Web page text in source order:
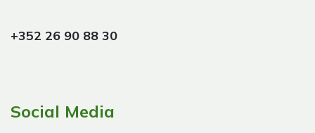
+352 26 90 88 30
Social Media